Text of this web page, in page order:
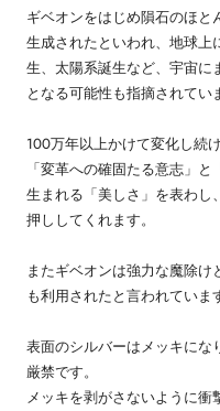
ギベオンをはじめ隕石のほ
生成されたといわれ、地球上
生、太陽系誕生など、宇宙に
となる可能性も指摘されてい
100万年以上かけて変化し続
「変革への確固たる意志」
生まれる「美しさ」を表わ
押ししてくれます。
またギベオンは強力な魔除
も利用されたと言われていま
表面のシルバーはメッキにな
厳禁です。
メッキを剥がさないように衝